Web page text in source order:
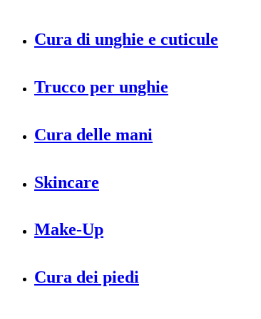
Cura di unghie e cuticule
Trucco per unghie
Cura delle mani
Skincare
Make-Up
Cura dei piedi